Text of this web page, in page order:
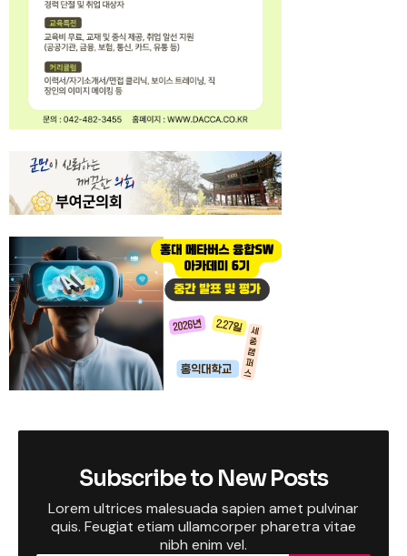
Subscribe to New Posts
Lorem ultrices malesuada sapien amet pulvinar
quis. Feugiat etiam ullamcorper pharetra vitae
nibh enim vel.